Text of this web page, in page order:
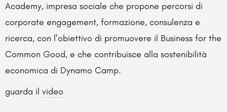
Academy, impresa sociale che propone percorsi di
corporate engagement, formazione, consulenza e
ricerca, con l’obiettivo di promuovere il Business for the
Common Good, e che contribuisce alla sostenibilità
economica di Dynamo Camp.
guarda il video